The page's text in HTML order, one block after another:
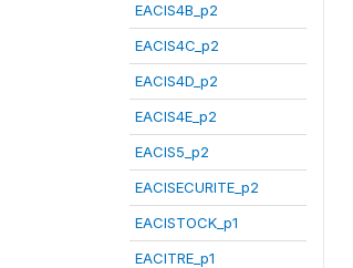
EACIS4B_p2
EACIS4C_p2
EACIS4D_p2
EACIS4E_p2
EACIS5_p2
EACISECURITE_p2
EACISTOCK_p1
EACITRE_p1